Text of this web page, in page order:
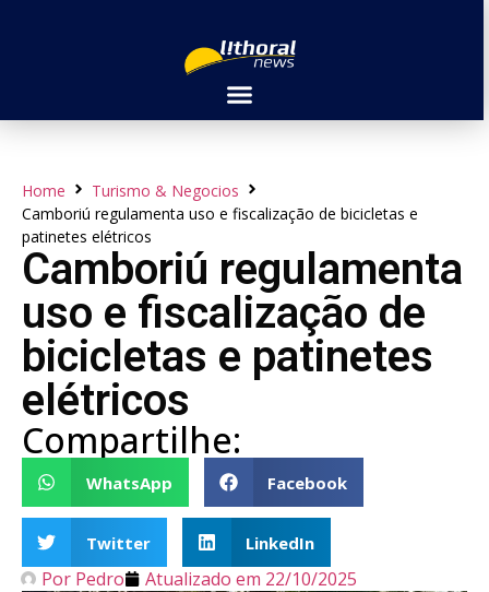
Home
Turismo & Negocios
Camboriú regulamenta uso e fiscalização de bicicletas e
patinetes elétricos
Camboriú regulamenta
uso e fiscalização de
bicicletas e patinetes
elétricos
Compartilhe:
WhatsApp Facebook
Twitter LinkedIn
Por Pedro Atualizado em 22/10/2025